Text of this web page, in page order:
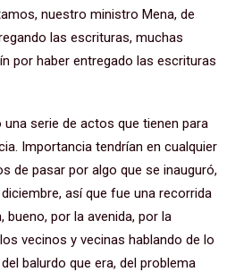
nuestro ministro Mena, de
las escrituras, muchas
por haber entregado las escrituras
una serie de actos que tienen para
Importancia tendrían en cualquier
de pasar por algo que se inauguró,
así que fue una recorrida
bueno, por la avenida, por la
vecinos y vecinas hablando de lo
balurdo que era, del problema